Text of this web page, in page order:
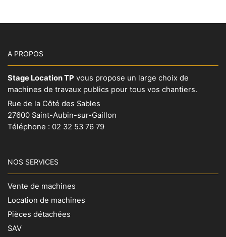
A PROPOS
Stage Location TP vous propose un large choix de
machines de travaux publics pour tous vos chantiers.
Rue de la Côté des Sables
27600 Saint-Aubin-sur-Gaillon
Téléphone : 02 32 53 76 79
NOS SERVICES
Vente de machines
Location de machines
Pièces détachées
SAV